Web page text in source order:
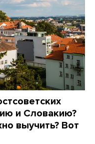
и Словакию?
выучить? Вот